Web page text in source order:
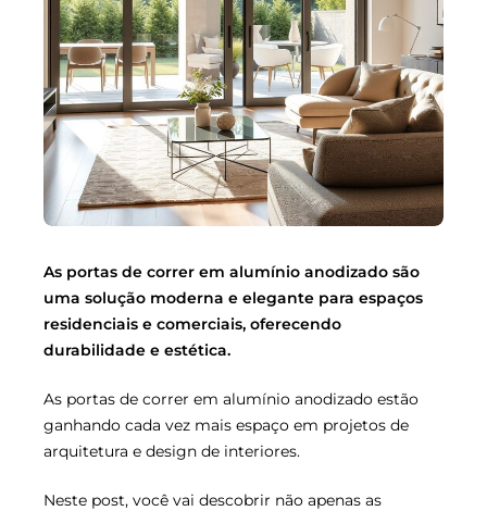
As portas de correr em alumínio anodizado são
uma solução moderna e elegante para espaços
residenciais e comerciais, oferecendo
durabilidade e estética.
As portas de correr em alumínio anodizado estão
ganhando cada vez mais espaço em projetos de
arquitetura e design de interiores.
Neste post, você vai descobrir não apenas as